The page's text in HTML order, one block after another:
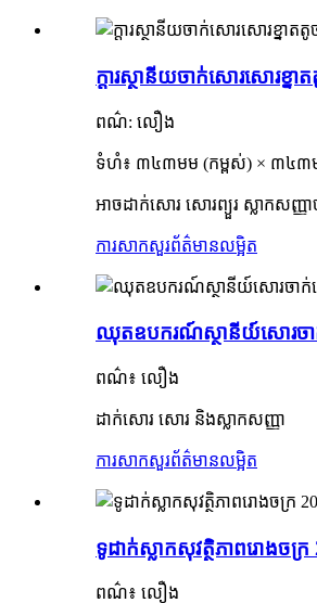
ក្តារស្ថានីយចាក់សោរសោរខ្
ពណ៌: លឿង
ទំហំ៖ ៣៤៣មម (កម្ពស់) × ៣៤៣
អាចដាក់សោរ សោរព្យួរ ស្លាកសញ្ញ
ការសាកសួរព័ត៌មានលម្អិត
ឈុតឧបករណ៍ស្ថានីយ៍សោរចា
ពណ៌៖ លឿង
ដាក់សោរ សោរ និងស្លាកសញ្ញា
ការសាកសួរព័ត៌មានលម្អិត
ទូដាក់ស្លាកសុវត្ថិភាពរោង
ពណ៌៖ លឿង